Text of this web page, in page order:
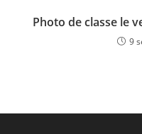
Photo de classe le
9